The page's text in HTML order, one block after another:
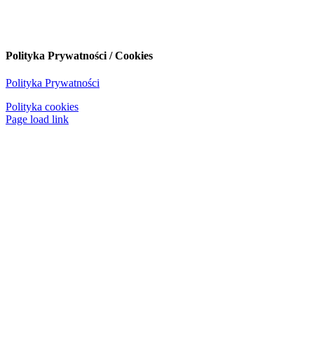
Polityka Prywatności / Cookies
Polityka Prywatności
Polityka cookies
Page load link